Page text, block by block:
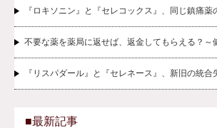
『ロキソニン』と『セレコックス』、同じ鎮痛薬
不要な薬を薬局に返せば、返金してもらえる？～
『リスパダール』と『セレネース』、新旧の統合
■最新記事